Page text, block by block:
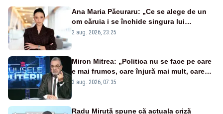
Ana Maria Păcuraru: „Ce se alege de un
om căruia i se închide singura lui
portiță?”
2 aug. 2026, 23:25
Miron Mitrea: „Politica nu se face pe care
e mai frumos, care înjură mai mult, care
țipă mai tare, ci pe proiecte”
3 aug. 2026, 07:35
Radu Miruță spune că actuala criză